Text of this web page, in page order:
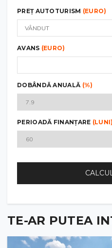
PREȚ AUTOTURISM (EURO)
AVANS (EURO)
DOBÂNDĂ ANUALĂ (%)
PERIOADĂ FINANȚARE (LUNI)
TE-AR PUTEA